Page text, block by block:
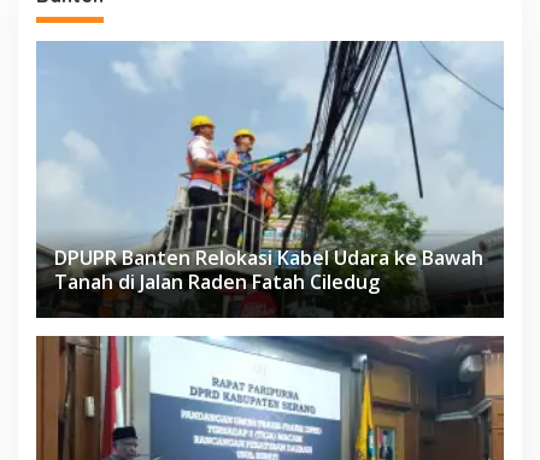
DPUPR Banten Relokasi Kabel Udara ke Bawah
Tanah di Jalan Raden Fatah Ciledug